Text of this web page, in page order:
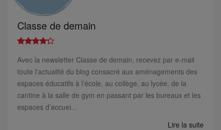
Classe de demain
Avec la newsletter Classe de demain, recevez par e-mail
toute l'actualité du blog consacré aux aménagements des
espaces éducatifs à l’école, au collège, au lycée, de la
cantine à la salle de gym en passant par les bureaux et les
espaces d’accuei...
Lire la suite